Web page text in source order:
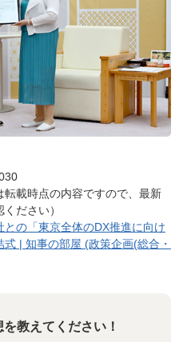
載時点の内容ですので、最新
ださい）
との「東京全体のDX推進に向け
| 知事の部屋 (政策企画(総合・
教えてください！